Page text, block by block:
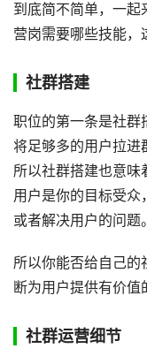
到底简不简单，一
营岗需要哪些技能
社群搭建
职位的第一条是社群
将足够多的用户拉进
所以社群搭建也意味
用户是你的目标受众
或者解决用户的问题。
所以你能否给自己的
断为用户提供有价值
社群运营细节